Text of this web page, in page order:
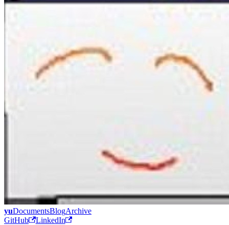
yuDocumentsBlogArchive
GitHub
LinkedIn